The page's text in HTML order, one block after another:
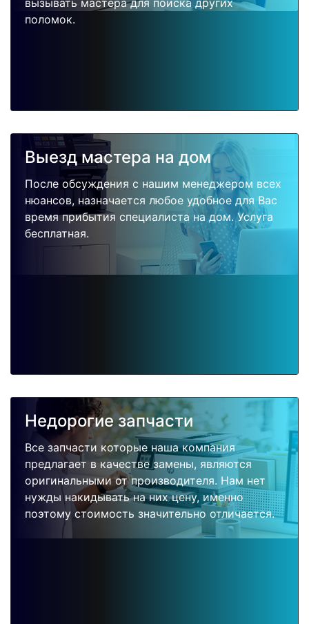
вызывать мастера для поиска других
поломок.
Выезд мастера на дом
После обсуждения с нашим менеджером всех
нюансов, назначается любое удобное для Вас
время прибытия специалиста на дом. Услуга
бесплатная.
Недорогие запчасти
Все запчасти которые наша компания
предлагает в качестве замены, являются
оригинальными от производителя. Нам нет
нужды накидывать на них цену, именно
поэтому стоимость значительно отличается.